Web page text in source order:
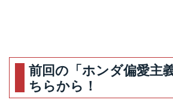
前回の「ホンダ偏愛主
ちらから！